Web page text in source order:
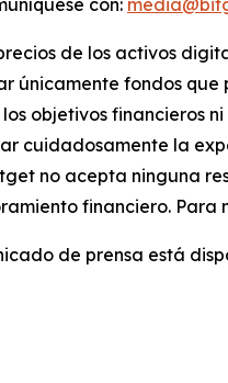
con:
de los activos
únicamente fondos
objetivos financieros
cuidadosamente la
no acepta ninguna
financiero. Para
de prensa está